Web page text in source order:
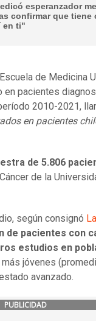
esperanzador
confirmar que tiene
en ti"
de Medicina
en pacientes
2010-2021,
en pacientes
de 5.806
de la
según consignó
de pacientes con
estudios en
jóvenes
avanzado.
PUBLICIDAD